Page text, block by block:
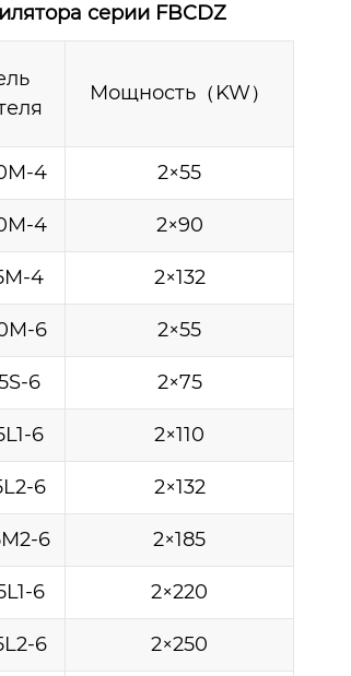
серии FBCDZ
Мощность（KW）
4 2×55
4 2×90
4 2×132
6 2×55
6 2×75
6 2×110
6 2×132
6 2×185
6 2×220
6 2×250